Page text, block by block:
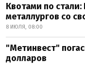
Квотами по
металлургов со
8 ИЮЛЯ, 08:00
"Метинвест"
долларов